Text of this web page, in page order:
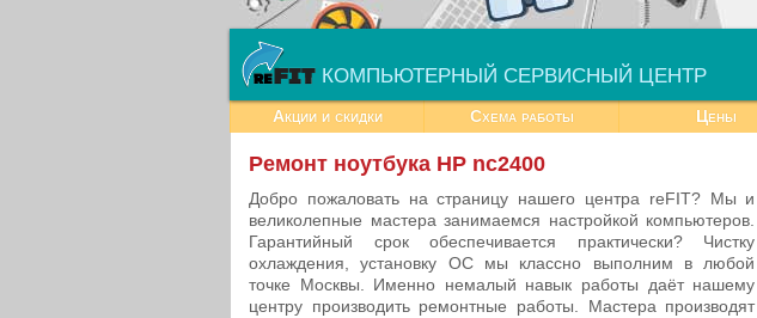
КОМПЬЮТЕРНЫЙ СЕРВИСНЫЙ ЦЕНТР
Акции и скидки Схема работы Цены
Ремонт ноутбука HP nc2400
Добро пожаловать на страницу нашего центра reFIT? Мы и
великолепные мастера занимаемся настройкой компьютеров.
Гарантийный срок обеспечивается практически? Чистку
охлаждения, установку ОС мы классно выполним в любой
точке Москвы. Именно немалый навык работы даёт нашему
центру производить ремонтные работы. Мастера производят